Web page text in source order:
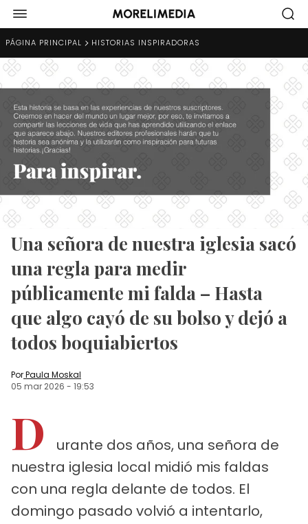
PÁGINA PRINCIPAL HISTORIAS INSPIRADORAS
Una señora de nuestra iglesia sacó
una regla para medir
públicamente mi falda – Hasta
que algo cayó de su bolso y dejó a
todos boquiabiertos
PorPaula Moskal
05 mar 2026 - 19:53
D
urante dos años, una señora de
nuestra iglesia local midió mis faldas
con una regla delante de todos. El
domingo pasado volvió a intentarlo,